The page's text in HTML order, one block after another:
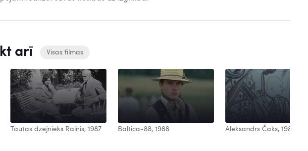
arī Visas filmas
Tautas dzejnieks Rainis, 1987 Baltica-88, 1988 Aleksandrs Čaks, 1988